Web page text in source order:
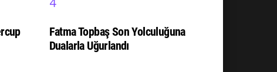
Fatma Topbaş Son Yolculuğuna
Dualarla Uğurlandı